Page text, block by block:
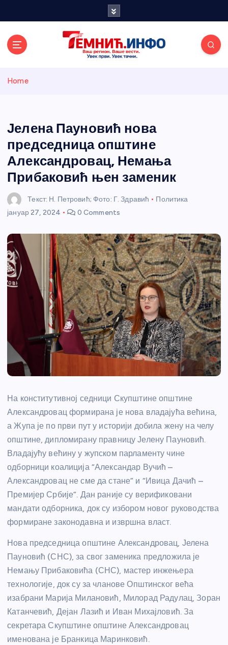
и портал
Home
Јелена Пауновић нова
председница општине
Александровац, Немања
Прибаковић њен заменик
Текст: Н. Петровић; Фото: Г. Здравић
Политика
јануар 27, 2024
0 Comments
На конститутивној седници Скупштине општине
Александровац формирана је нова владајућа већина,
а Жупа је по први пут у историји добила жену на челу
општине, дипломирану правницу Јелену Пауновић.
Владајућу већину у жупском парламенту чине
одборници коалиција “Александар Вучић –
Александровац не сме да стане” и “Ивица Дачић –
Премијер Србије”. Дан раније су верификовани
мандати одборника, док су избором новог руководства
формиране законодавна и извршна власт.
Нова председница општине Александровац, Јелена
Пауновић (СНС), за свог заменика предложила је
Немању Прибаковића (СНС), мастер инжењера
технологије, док су за чланове Општинског већа
изабрани Марија Милановић, Милорад Радулац, Зоран
Катанчевић, Дејан Лазић и Иван Михајловић. За
секретара Скупштине општине Александровац
именована је Бранкица Маринковић.